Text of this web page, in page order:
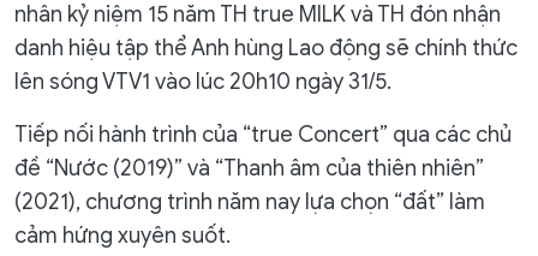
nhân kỷ niệm 15 năm TH true MILK và TH đón nhận
danh hiệu tập thể Anh hùng Lao động sẽ chính thức
lên sóng VTV1 vào lúc 20h10 ngày 31/5.
Tiếp nối hành trình của “true Concert” qua các chủ
đề “Nước (2019)” và “Thanh âm của thiên nhiên”
(2021), chương trình năm nay lựa chọn “đất” làm
cảm hứng xuyên suốt.